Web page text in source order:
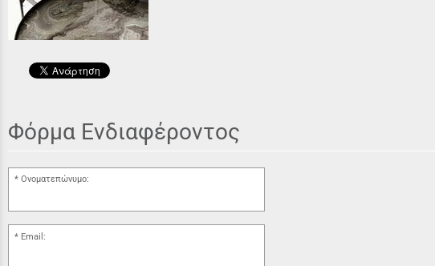
Φόρμα Ενδιαφέροντος
Ονοματεπώνυμο:
Email: